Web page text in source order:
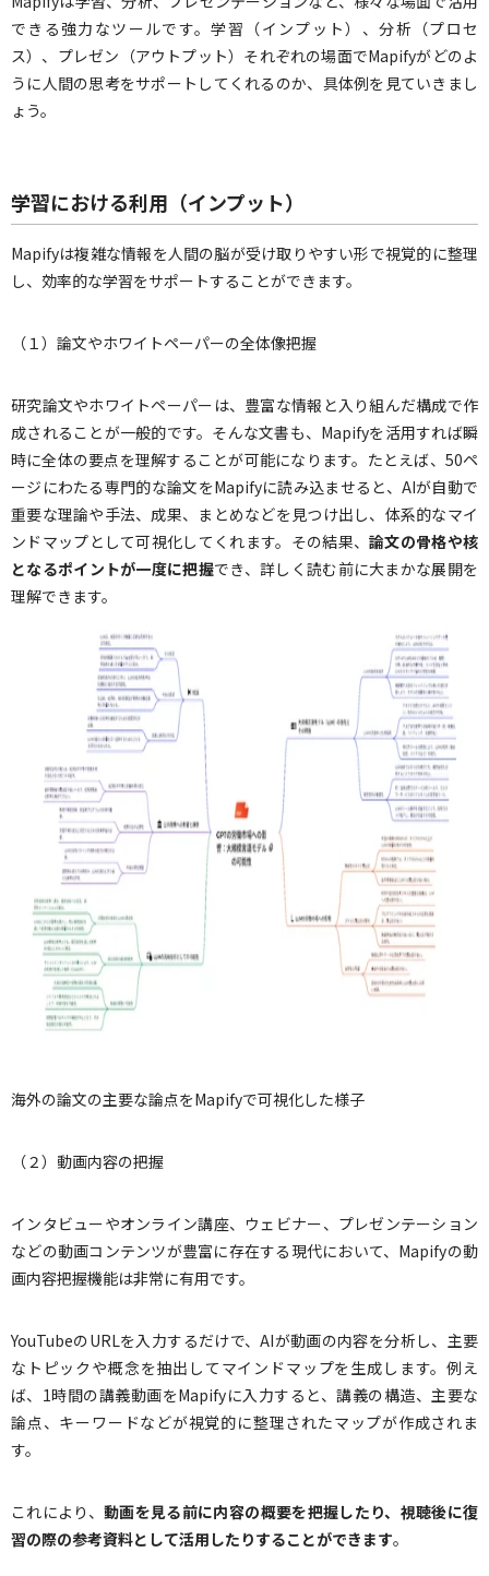
できる強力なツールです。学習（インプット）、分析（プロセ
ス）、プレゼン（アウトプット）それぞれの場面でMapifyがどのよ
うに人間の思考をサポートしてくれるのか、具体例を見ていきまし
ょう。
学習における利用（インプット）
Mapifyは複雑な情報を人間の脳が受け取りやすい形で視覚的に整理
し、効率的な学習をサポートすることができます。
（１）論文やホワイトペーパーの全体像把握
研究論文やホワイトペーパーは、豊富な情報と入り組んだ構成で作
成されることが一般的です。そんな文書も、Mapifyを活用すれば瞬
時に全体の要点を理解することが可能になります。たとえば、50ペ
ージにわたる専門的な論文をMapifyに読み込ませると、AIが自動で
重要な理論や手法、成果、まとめなどを見つけ出し、体系的なマイ
ンドマップとして可視化してくれます。その結果、論文の骨格や核
となるポイントが一度に把握でき、詳しく読む前に大まかな展開を
理解できます。
海外の論文の主要な論点をMapifyで可視化した様子
（２）動画内容の把握
インタビューやオンライン講座、ウェビナー、プレゼンテーション
などの動画コンテンツが豊富に存在する現代において、Mapifyの動
画内容把握機能は非常に有用です。
YouTubeのURLを入力するだけで、AIが動画の内容を分析し、主要
なトピックや概念を抽出してマインドマップを生成します。例え
ば、1時間の講義動画をMapifyに入力すると、講義の構造、主要な
論点、キーワードなどが視覚的に整理されたマップが作成されま
す。
これにより、動画を見る前に内容の概要を把握したり、視聴後に復
習の際の参考資料として活用したりすることができます。